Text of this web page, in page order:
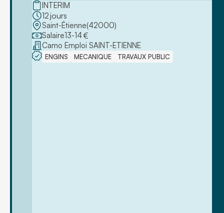
INTERIM
12jours
Saint-Étienne(42000)
Salaire13-14 €
Camo Emploi SAINT-ETIENNE
ENGINS MECANIQUE TRAVAUX PUBLIC